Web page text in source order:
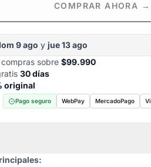
COMPRAR AHORA →
9 ago y jue 13 ago
sobre $99.990
30 días
original
Pago seguro WebPay MercadoPago